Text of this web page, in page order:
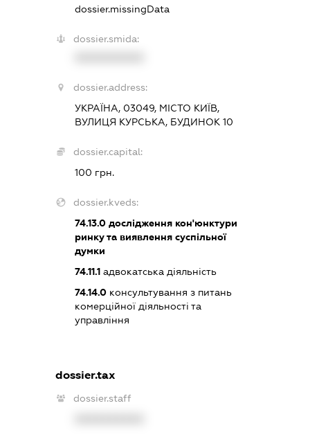
dossier.missingData
dossier.smida:
dossier.address:
УКРАЇНА, 03049, МІСТО КИЇВ,
ВУЛИЦЯ КУРСЬКА, БУДИНОК 10
dossier.capital:
100 грн.
dossier.kveds:
74.13.0 дослідження кон'юнктури
ринку та виявлення суспільної
думки
74.11.1 адвокатська діяльність
74.14.0 консультування з питань
комерційної діяльності та
управління
dossier.tax
dossier.staff